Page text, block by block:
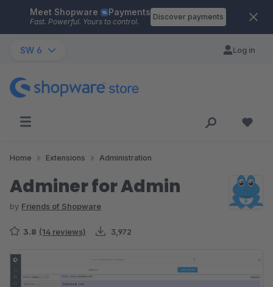
Skip to main content
Meet Shopware Payments
Fast. Powerful. Yours to control.
Discover payments
SW 6 Log in
Home Extensions Administration
Adminer for Admin
by Friends of Shopware
3.8 (14 reviews) 3,972
Skip image gallery